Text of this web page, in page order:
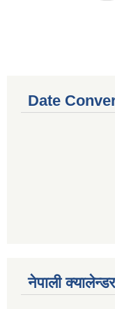
Date
नेपाली क्यालेन्डर